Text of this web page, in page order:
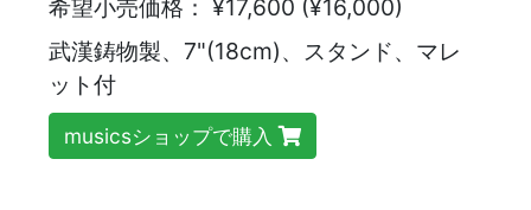
希望小売価格： ¥17,600 (¥16,000)
武漢鋳物製、7"(18cm)、スタンド、マレ
ット付
musicsショップで購入